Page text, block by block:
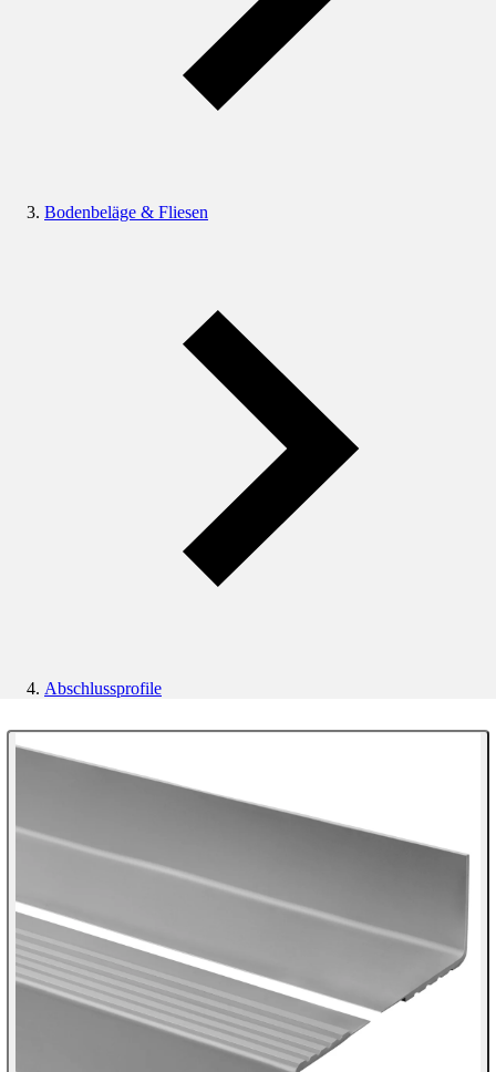
Bodenbeläge & Fliesen
Abschlussprofile